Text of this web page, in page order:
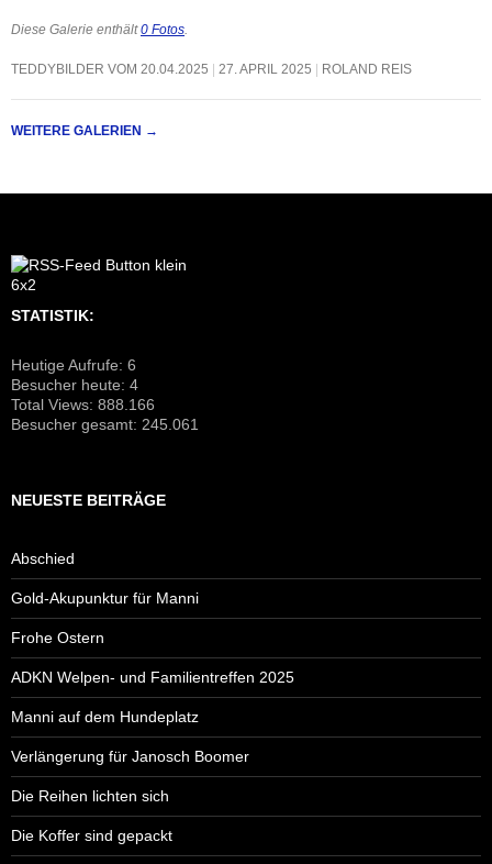
Diese Galerie enthält0 Fotos
TEDDYBILDER VOM 20.04.2025 27. APRIL 2025 ROLAND REIS
WEITERE GALERIEN →
STATISTIK:
Heutige Aufrufe: 6
Besucher heute: 4
Total Views: 888.166
Besucher gesamt: 245.061
NEUESTE BEITRÄGE
Abschied
Gold-Akupunktur für Manni
Frohe Ostern
ADKN Welpen- und Familientreffen 2025
Manni auf dem Hundeplatz
Verlängerung für Janosch Boomer
Die Reihen lichten sich
Die Koffer sind gepackt